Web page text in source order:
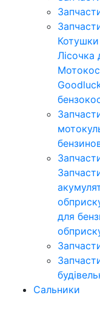
Лісочка
для
Сальники